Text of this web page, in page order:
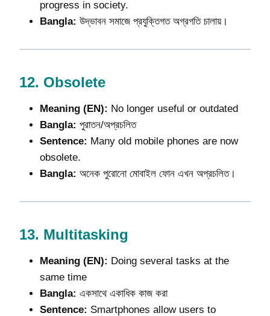
progress in society.
Bangla: উদ্ভাবন সমাজে প্রযুক্তিগত অগ্রগতি চালায়।
12. Obsolete
Meaning (EN): No longer useful or outdated
Bangla: পুরাতন/অপ্রচলিত
Sentence: Many old mobile phones are now
obsolete.
Bangla: অনেক পুরোনো মোবাইল ফোন এখন অপ্রচলিত।
13. Multitasking
Meaning (EN): Doing several tasks at the
same time
Bangla: একসাথে একাধিক কাজ করা
Sentence: Smartphones allow users to